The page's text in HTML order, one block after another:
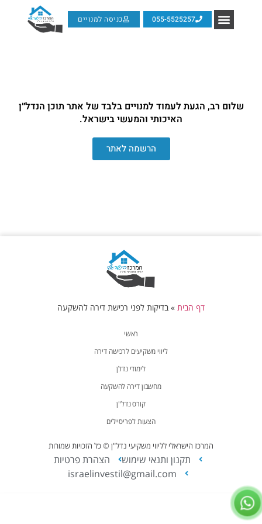
055-5525257 כניסה למנויים
שלום רב, הגעת לעמוד למנויים בלבד של אתר תוכן הנדל״ן
האיכותי והמעשי בישראל.
הרשמה לאתר
המרכז הישראלי לליווי משקיעי נדל"ן © כל הזכויות שמורות
תקנון ותנאי שימוש
הצהרת פרטיות
israelinvestil@gmail.com
ראשי
ליווי משקיעים לרכישה דירה
לימודי נדלן
מחשבון דירה להשקעה
קורס נדל"ן
הצעות לפריסיילים
דף הבית »בדיקות לפני רכישת דירה להשקעה